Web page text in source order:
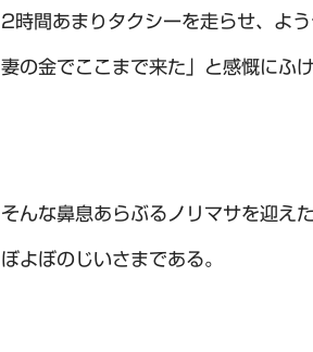
2時間あまりタクシーを走らせ、よ
妻の金でここまで来た」と感慨にふけ
そんな鼻息あらぶるノリマサを迎え
ぼよぼのじいさまである。